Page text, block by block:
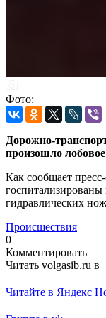
Фото:
Дорожно-
произошло
Как сообщает
гидравлических
Происшествия
0
Комментировать
Читать volgasib.ru в
Читайте в Яндекс